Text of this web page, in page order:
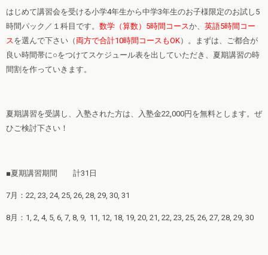
はじめて講習会を受ける小学4年生から中学3年生のお子様限定のお試し5
時間パック／１科目です。 数学（算数）5時間コースか、 英語5時間コー
ス を選んで下さい（両方で合計10時間コースもOK）。まずは、ご都合が
良い時間帯に○をつけてスケジュール表を出していただき、夏期講習の時
間割を作っていきます。
夏期講習を受講し、入塾された方は、入塾金22,000円を無料とします。ぜ
ひご検討下さい！
■夏期講習期間 計31日
7月：22, 23, 24, 25, 26, 28, 29, 30, 31
8月：1, 2, 4, 5, 6, 7, 8, 9, 11, 12, 18, 19, 20, 21, 22, 23, 25, 26, 27, 28, 29, 30